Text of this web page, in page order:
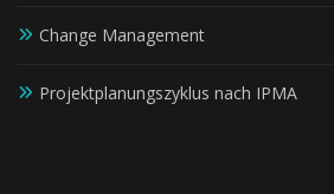
Change Management
Projektplanungszyklus nach IPMA